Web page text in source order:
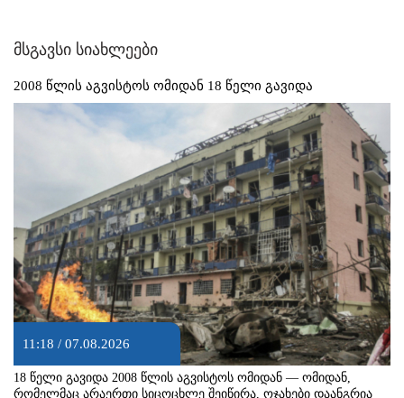
მსგავსი სიახლეები
2008 წლის აგვისტოს ომიდან 18 წელი გავიდა
11:18 / 07.08.2026
18 წელი გავიდა 2008 წლის აგვისტოს ომიდან — ომიდან,
რომელმაც არაერთი სიცოცხლე შეიწირა, ოჯახები დაანგრია